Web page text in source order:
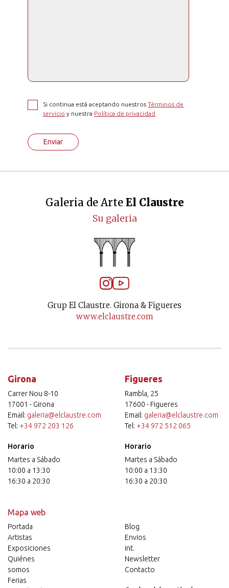
Si continua está aceptando nuestrosTérminos de
servicio y nuestra Política de privacidad
Enviar
Galeria de Arte El Claustre
Su galeria
Grup El Claustre. Girona & Figueres
www.elclaustre.com
Girona
Carrer Nou 8-10
17001 - Girona
Email: galeria@elclaustre.com
Tel: +34 972 203 126
Horario
Martes a Sábado
10:00 a 13:30
16:30 a 20:30
Figueres
Rambla, 25
17600 - Figueres
Email: galeria@elclaustre.com
Tel: +34 972 512 065
Horario
Martes a Sábado
10:00 a 13:30
16:30 a 20:30
Mapa web
Portada
Artistas
Exposiciones
Quiénes
somos
Ferias
Blog
Envios
int.
Newsletter
Contacto